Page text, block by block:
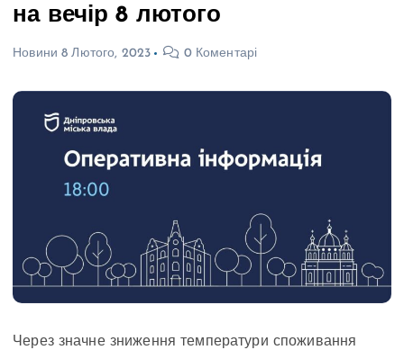
на вечір 8 лютого
Новини 8 Лютого, 2023 0 Коментарі
Через значне зниження температури споживання